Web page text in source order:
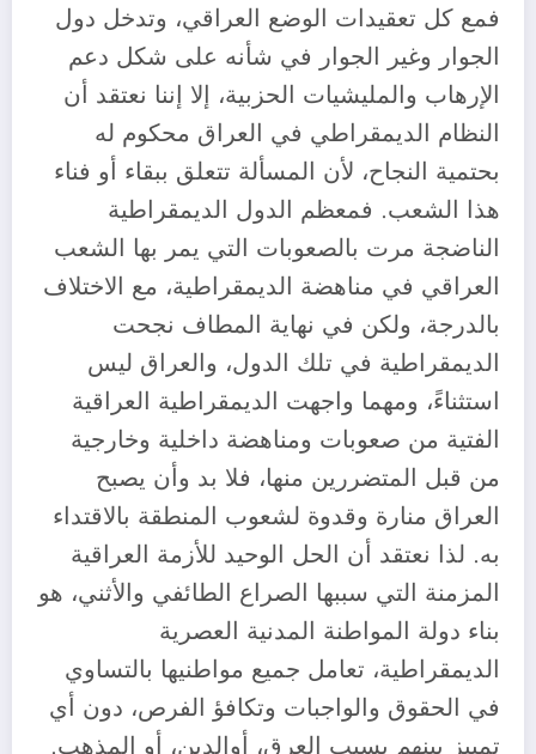
فمع كل تعقيدات الوضع العراقي، وتدخل دول
الجوار وغير الجوار في شأنه على شكل دعم
الإرهاب والمليشيات الحزبية، إلا إننا نعتقد أن
النظام الديمقراطي في العراق محكوم له
بحتمية النجاح، لأن المسألة تتعلق ببقاء أو فناء
هذا الشعب. فمعظم الدول الديمقراطية
الناضجة مرت بالصعوبات التي يمر بها الشعب
العراقي في مناهضة الديمقراطية، مع الاختلاف
بالدرجة، ولكن في نهاية المطاف نجحت
الديمقراطية في تلك الدول، والعراق ليس
استثناءً، ومهما واجهت الديمقراطية العراقية
الفتية من صعوبات ومناهضة داخلية وخارجية
من قبل المتضررين منها، فلا بد وأن يصبح
العراق منارة وقدوة لشعوب المنطقة بالاقتداء
به. لذا نعتقد أن الحل الوحيد للأزمة العراقية
المزمنة التي سببها الصراع الطائفي والأثني، هو
بناء دولة المواطنة المدنية العصرية
الديمقراطية، تعامل جميع مواطنيها بالتساوي
في الحقوق والواجبات وتكافؤ الفرص، دون أي
تمييز بينهم بسبب العرق، أوالدين، أو المذهب.